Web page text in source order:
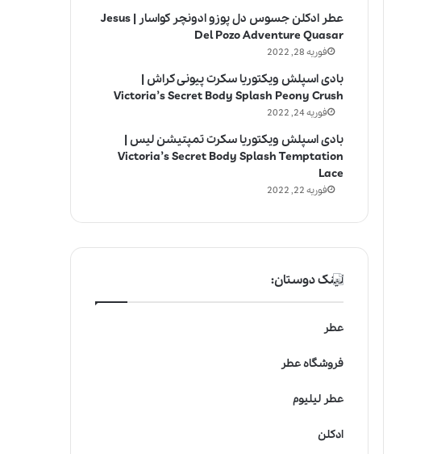
عطر ادکلن جسوس دل پوزو ادونچر کواسار | Jesus
Del Pozo Adventure Quasar
فوریه 28, 2022
بادی اسپلش ویکتوریا سکرت پیونی کراش |
Victoria’s Secret Body Splash Peony Crush
فوریه 24, 2022
بادی اسپلش ویکتوریا سکرت تمپتیشن لیس |
Victoria’s Secret Body Splash Temptation
Lace
فوریه 22, 2022
لینک دوستان:
عطر
فروشگاه عطر
عطر لیلیوم
ادکلن